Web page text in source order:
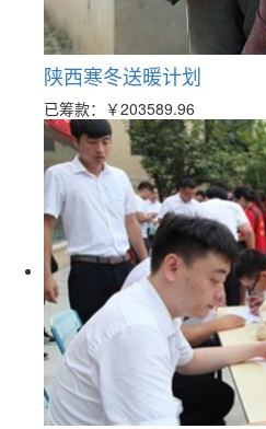
陕西寒冬送暖计划
已筹款： ￥203589.96